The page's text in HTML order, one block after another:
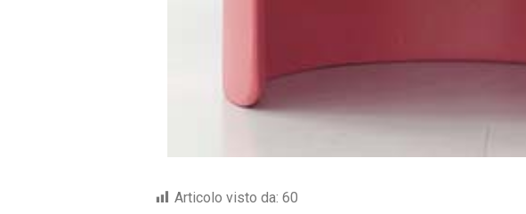
Articolo visto da: 60